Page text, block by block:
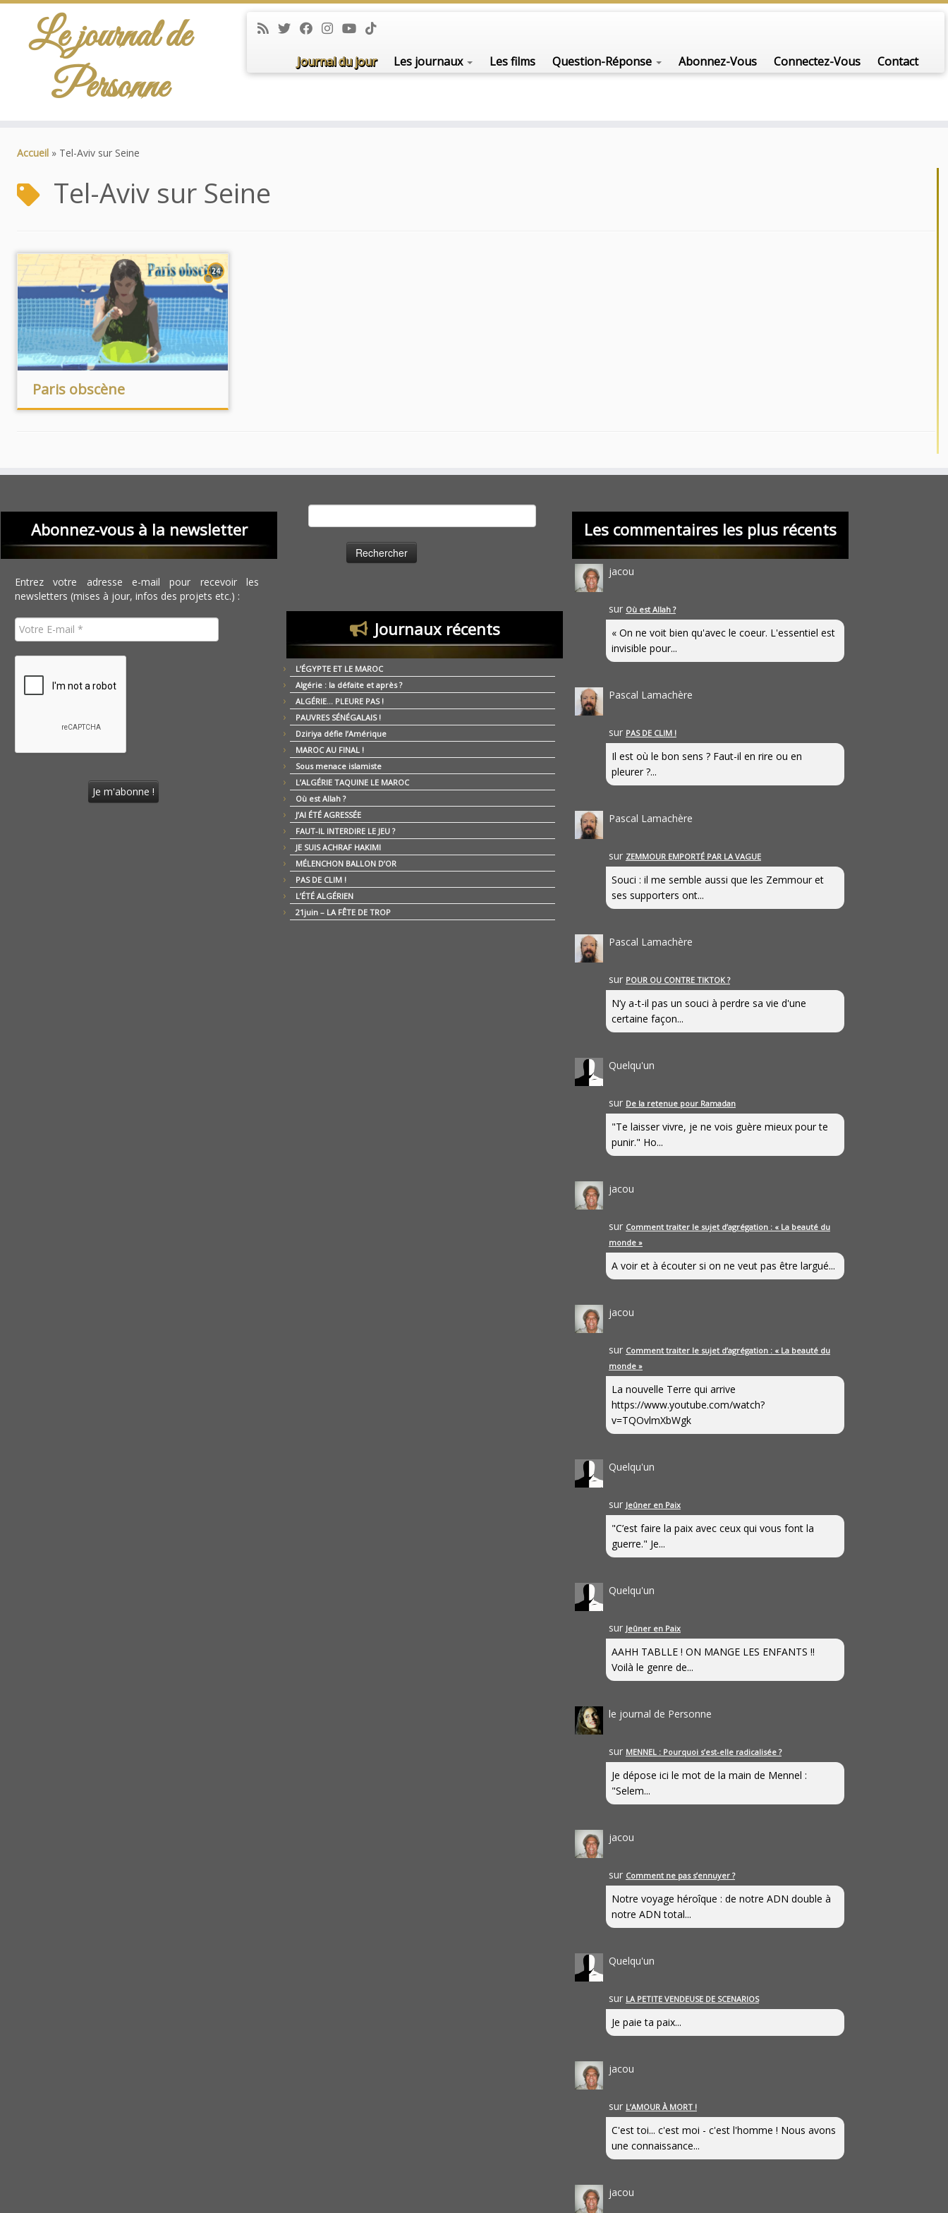
Le journal de
Personne
Journal du jour Les journaux Les films Question-Réponse Abonnez-Vous Connectez-Vous Contact
Accueil » Tel-Aviv sur Seine
Tel-Aviv sur Seine
24
Paris obscène
Abonnez-vous à la newsletter
Entrez votre adresse e-mail pour recevoir les
newsletters (mises à jour, infos des projets etc.) :
Journaux récents
L’ÉGYPTE ET LE MAROC
Algérie : la défaite et après ?
ALGÉRIE… PLEURE PAS !
PAUVRES SÉNÉGALAIS !
Dziriya défie l’Amérique
MAROC AU FINAL !
Sous menace islamiste
L’ALGÉRIE TAQUINE LE MAROC
Où est Allah ?
J’AI ÉTÉ AGRESSÉE
FAUT-IL INTERDIRE LE JEU ?
JE SUIS ACHRAF HAKIMI
MÉLENCHON BALLON D’OR
PAS DE CLIM !
L’ÉTÉ ALGÉRIEN
21juin – LA FÊTE DE TROP
Les commentaires les plus récents
jacou
sur Où est Allah ?
« On ne voit bien qu'avec le coeur. L'essentiel est
invisible pour...
Pascal Lamachère
sur PAS DE CLIM !
Il est où le bon sens ? Faut-il en rire ou en
pleurer ?...
Pascal Lamachère
sur ZEMMOUR EMPORTÉ PAR LA VAGUE
Souci : il me semble aussi que les Zemmour et
ses supporters ont...
Pascal Lamachère
sur POUR OU CONTRE TIKTOK ?
N’y a-t-il pas un souci à perdre sa vie d'une
certaine façon...
Quelqu'un
sur De la retenue pour Ramadan
"Te laisser vivre, je ne vois guère mieux pour te
punir." Ho...
jacou
sur Comment traiter le sujet d’agrégation : « La beauté du
monde »
A voir et à écouter si on ne veut pas être largué...
jacou
sur Comment traiter le sujet d’agrégation : « La beauté du
monde »
La nouvelle Terre qui arrive
https://www.youtube.com/watch?
v=TQOvlmXbWgk
Quelqu'un
sur Jeûner en Paix
"C’est faire la paix avec ceux qui vous font la
guerre." Je...
Quelqu'un
sur Jeûner en Paix
AAHH TABLLE ! ON MANGE LES ENFANTS !!
Voilà le genre de...
le journal de Personne
sur MENNEL : Pourquoi s’est-elle radicalisée ?
Je dépose ici le mot de la main de Mennel :
"Selem...
jacou
sur Comment ne pas s’ennuyer ?
Notre voyage héroîque : de notre ADN double à
notre ADN total...
Quelqu'un
sur LA PETITE VENDEUSE DE SCENARIOS
Je paie ta paix...
jacou
sur L’AMOUR À MORT !
C'est toi... c'est moi - c'est l'homme ! Nous avons
une connaissance...
jacou